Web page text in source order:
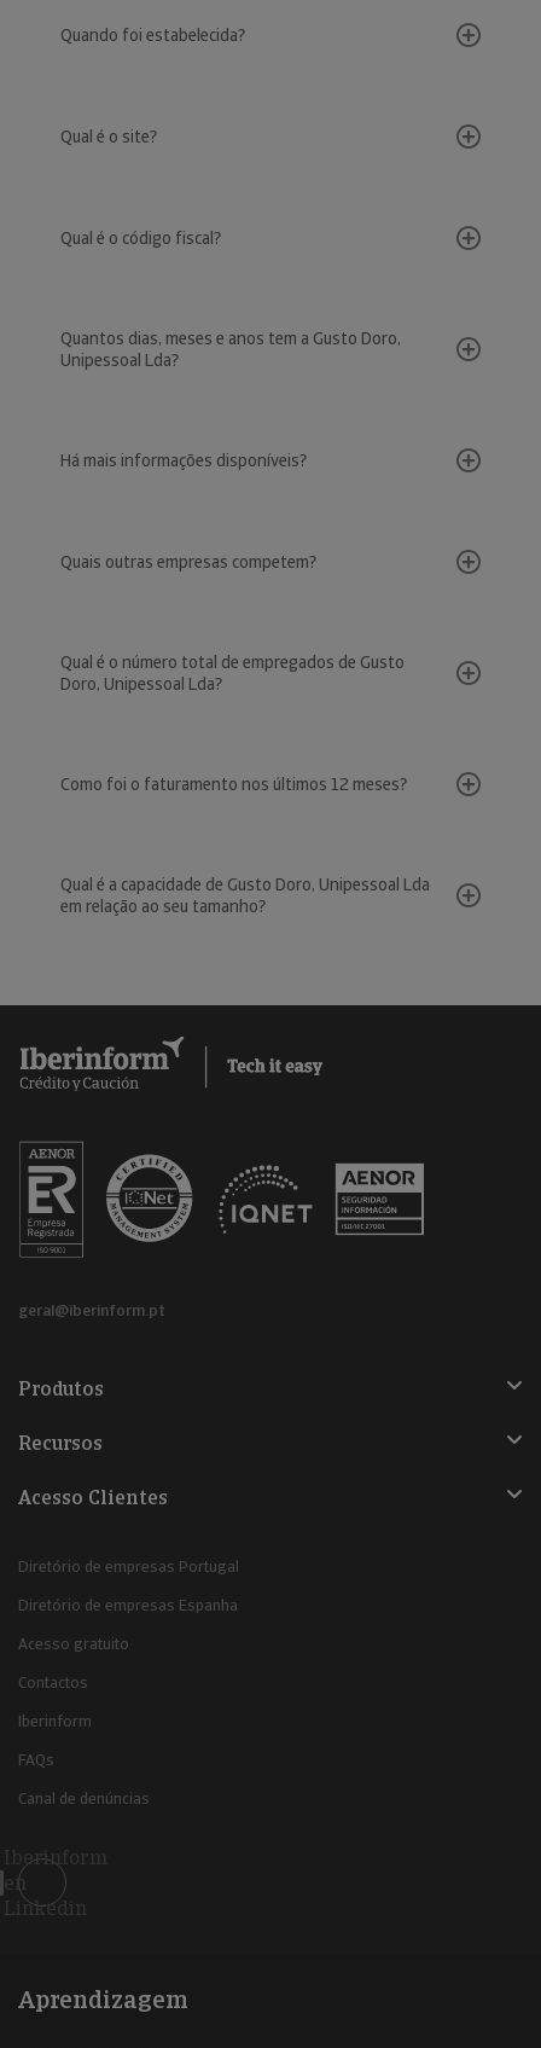
Quando foi estabelecida?
Qual é o site?
Qual é o código fiscal?
Quantos dias, meses e anos tem a Gusto Doro,
Unipessoal Lda?
Há mais informações disponíveis?
Quais outras empresas competem?
Qual é o número total de empregados de Gusto
Doro, Unipessoal Lda?
Como foi o faturamento nos últimos 12 meses?
Qual é a capacidade de Gusto Doro, Unipessoal Lda
em relação ao seu tamanho?
geral@iberinform.pt
Produtos
Recursos
Acesso Clientes
Diretório de empresas Portugal
Diretório de empresas Espanha
Acesso gratuito
Contactos
Iberinform
FAQs
Canal de denúncias
Iberinform
en
Linkedin
Aprendizagem